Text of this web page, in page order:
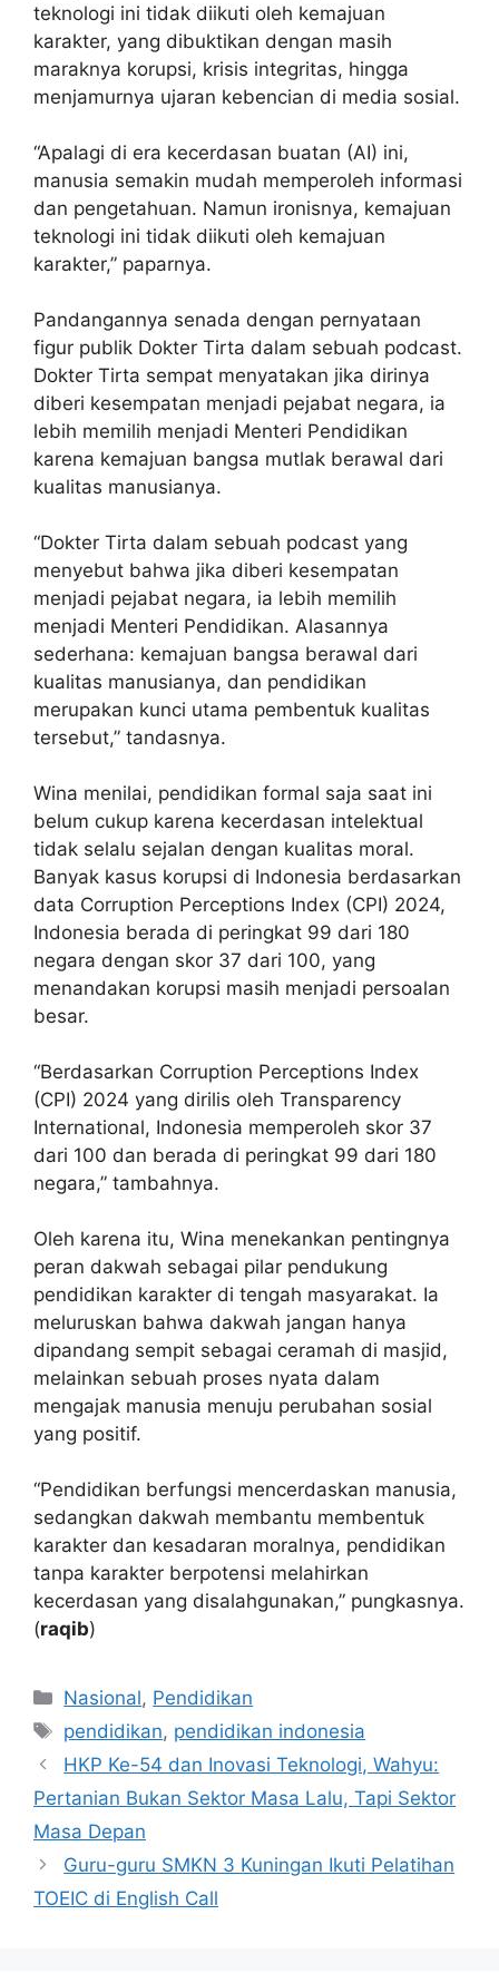
teknologi ini tidak diikuti oleh kemajuan
karakter, yang dibuktikan dengan masih
maraknya korupsi, krisis integritas, hingga
menjamurnya ujaran kebencian di media sosial.
“Apalagi di era kecerdasan buatan (AI) ini,
manusia semakin mudah memperoleh informasi
dan pengetahuan. Namun ironisnya, kemajuan
teknologi ini tidak diikuti oleh kemajuan
karakter,” paparnya.
Pandangannya senada dengan pernyataan
figur publik Dokter Tirta dalam sebuah podcast.
Dokter Tirta sempat menyatakan jika dirinya
diberi kesempatan menjadi pejabat negara, ia
lebih memilih menjadi Menteri Pendidikan
karena kemajuan bangsa mutlak berawal dari
kualitas manusianya.
“Dokter Tirta dalam sebuah podcast yang
menyebut bahwa jika diberi kesempatan
menjadi pejabat negara, ia lebih memilih
menjadi Menteri Pendidikan. Alasannya
sederhana: kemajuan bangsa berawal dari
kualitas manusianya, dan pendidikan
merupakan kunci utama pembentuk kualitas
tersebut,” tandasnya.
Wina menilai, pendidikan formal saja saat ini
belum cukup karena kecerdasan intelektual
tidak selalu sejalan dengan kualitas moral.
Banyak kasus korupsi di Indonesia berdasarkan
data Corruption Perceptions Index (CPI) 2024,
Indonesia berada di peringkat 99 dari 180
negara dengan skor 37 dari 100, yang
menandakan korupsi masih menjadi persoalan
besar.
“Berdasarkan Corruption Perceptions Index
(CPI) 2024 yang dirilis oleh Transparency
International, Indonesia memperoleh skor 37
dari 100 dan berada di peringkat 99 dari 180
negara,” tambahnya.
Oleh karena itu, Wina menekankan pentingnya
peran dakwah sebagai pilar pendukung
pendidikan karakter di tengah masyarakat. Ia
meluruskan bahwa dakwah jangan hanya
dipandang sempit sebagai ceramah di masjid,
melainkan sebuah proses nyata dalam
mengajak manusia menuju perubahan sosial
yang positif.
“Pendidikan berfungsi mencerdaskan manusia,
sedangkan dakwah membantu membentuk
karakter dan kesadaran moralnya, pendidikan
tanpa karakter berpotensi melahirkan
kecerdasan yang disalahgunakan,” pungkasnya.
(raqib)
Kategori
Nasional, Pendidikan
Tag
pendidikan, pendidikan indonesia
HKP Ke-54 dan Inovasi Teknologi, Wahyu:
Pertanian Bukan Sektor Masa Lalu, Tapi Sektor
Masa Depan
Guru-guru SMKN 3 Kuningan Ikuti Pelatihan
TOEIC di English Call